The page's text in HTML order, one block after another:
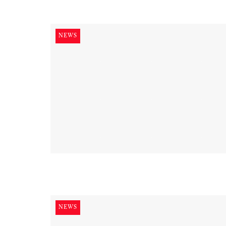
NEWS
NEWS